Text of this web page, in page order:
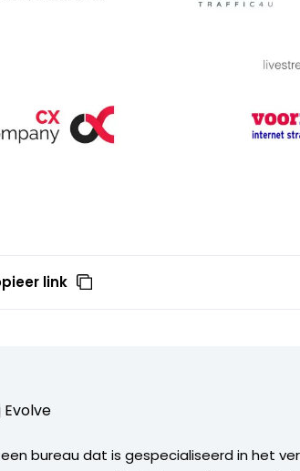
link
Evolve
een bureau dat is gespecialiseerd in het